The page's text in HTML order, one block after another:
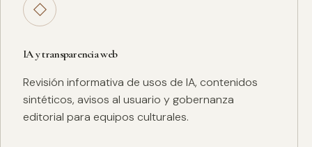
◇
IA y transparencia web
Revisión informativa de usos de IA, contenidos
sintéticos, avisos al usuario y gobernanza
editorial para equipos culturales.